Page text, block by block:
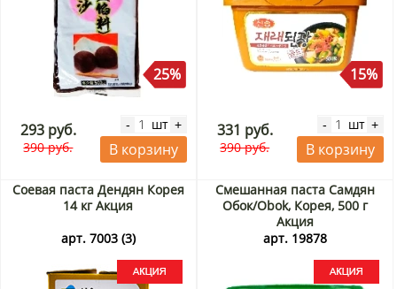
25%
293 руб.
390 руб.
- шт +
В корзину
15%
331 руб.
390 руб.
- шт +
В корзину
Соевая паста Дендян Корея
14 кг Акция
арт. 7003 (3)
Смешанная паста Самдян
Обок/Obok, Корея, 500 г
Акция
арт. 19878